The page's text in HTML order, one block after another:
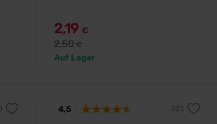
2,19 €
2,50€
Auf Lager
4,5